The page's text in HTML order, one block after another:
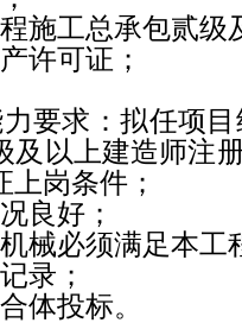
施工总承包贰级
许可证；
要求：拟任项
及以上建造师注
岗条件；
良好；
械必须满足本工
录；
体投标。